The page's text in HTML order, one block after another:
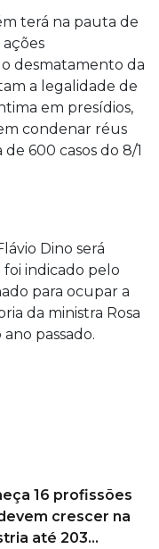
terá na pauta de
desmatamento da
a legalidade de
em presídios,
condenar réus
600 casos do 8/1
Dino será
indicado pelo
para ocupar a
da ministra Rosa
passado.
16 profissões
crescer na
até 203...